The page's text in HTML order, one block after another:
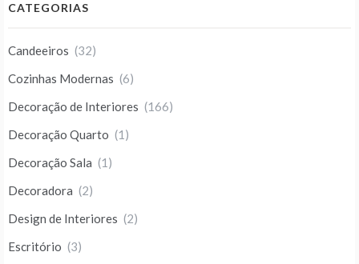
CATEGORIAS
Candeeiros (32)
Cozinhas Modernas (6)
Decoração de Interiores (166)
Decoração Quarto (1)
Decoração Sala (1)
Decoradora (2)
Design de Interiores (2)
Escritório (3)